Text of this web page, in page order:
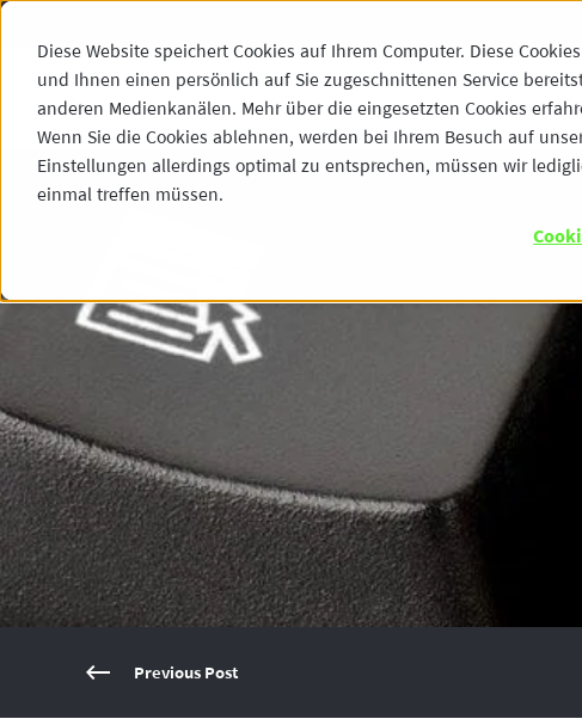
Diese Website speichert Cookies auf Ihrem Computer. Diese
und Ihnen einen persönlich auf Sie zugeschnittenen Service
anderen Medienkanälen. Mehr über die eingesetzten Cookies
Wenn Sie die Cookies ablehnen, werden bei Ihrem Besuch auf
Einstellungen allerdings optimal zu entsprechen, müssen wir
einmal treffen müssen.
Previous Post